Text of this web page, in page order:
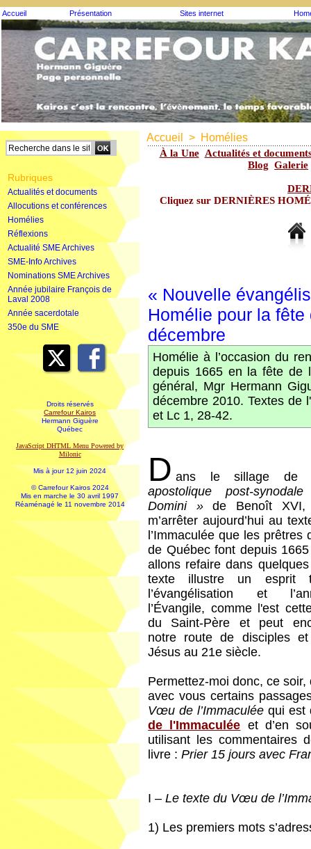
Accueil Présentation Sites internet
Rubriques
Actualités et documents
Allocutions et conférences
Homélies
Réflexions
Actualité SME Archives
SME-Info Archives
Nominations SME Archives
Année jubilaire François de
Laval 2008
Année sacerdotale
350e du SME
Droits réservés
Carrefour Kairos
Hermann Giguère
Québec
JavaScript DHTML Menu Powered by
Milonic
Mis à jour 12 juin 2024
© Carrefour Kairos 2024
Mis en marche le 30 avril 1997
Réaménagé le 11 novembre 2014
Accueil > Homélies
À la Une Actualités et
Blog Galerie
Cliquez sur DERNIÈRES
« Nouvelle
Homélie pour la
décembre
Homélie à l’occasion du
depuis 1665 en la fête de
général, Mgr Hermann
décembre 2010. Textes de
et Lc 1, 28-42.
D ans le sillage de
apostolique post-
Domini »de Benoît XVI,
m’arrêter aujourd’hui au
l’Immaculée que les prêtres
de Québec font depuis
allons refaire dans
texte illustre un esprit
l’évangélisation et
l’Évangile, comme l'est
du Saint-Père et peut
notre route de disciples
Jésus au 21e siècle.
Permettez-moi donc, ce soir,
avec vous certains
Vœu de l’Immaculéequi est
de l'Immaculée et d’en
utilisant les commentaires
livre :Prier 15 jours avec
I –Le texte du Vœu de
1) Les premiers mots